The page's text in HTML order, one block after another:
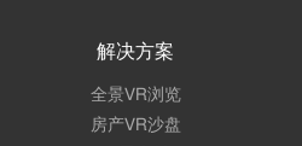
解决方案
全景VR浏览
房产VR沙盘